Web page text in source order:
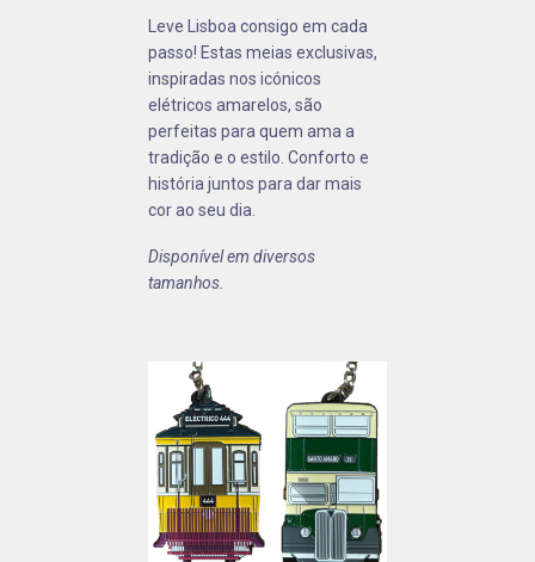
Leve Lisboa consigo em cada
passo! Estas meias exclusivas,
inspiradas nos icónicos
elétricos amarelos, são
perfeitas para quem ama a
tradição e o estilo. Conforto e
história juntos para dar mais
cor ao seu dia.
Disponível em diversos
tamanhos.